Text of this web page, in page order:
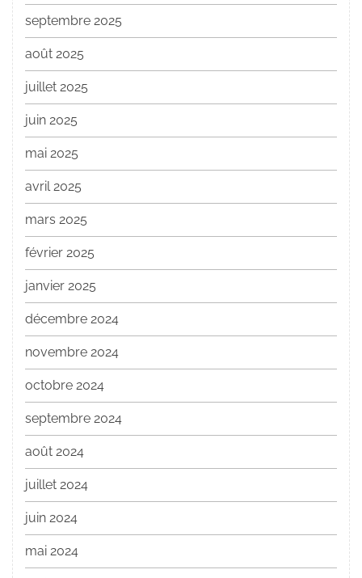
septembre 2025
août 2025
juillet 2025
juin 2025
mai 2025
avril 2025
mars 2025
février 2025
janvier 2025
décembre 2024
novembre 2024
octobre 2024
septembre 2024
août 2024
juillet 2024
juin 2024
mai 2024